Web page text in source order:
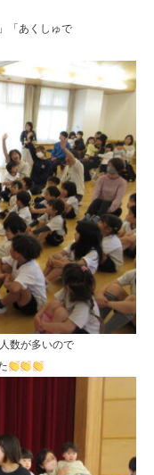
「あくしゅで
数が多いので